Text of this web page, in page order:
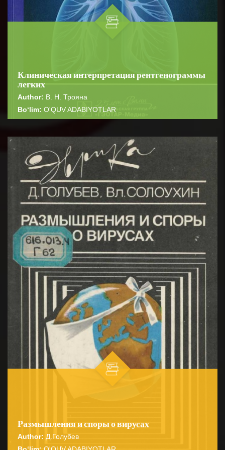
Клиническая интерпретация рентгенограммы
легких
Author: В. Н. Трояна
Bo‘lim: O'QUV ADABIYOTLAR
☆
☆
☆
☆
☆
Учебник справочник по описанию рентгенограмм
органов грудной клетки предназначен студентам
медицинских вузов и практикую...
BATAFSIL...
Размышления и споры о вирусах
Author: Д.Голубев